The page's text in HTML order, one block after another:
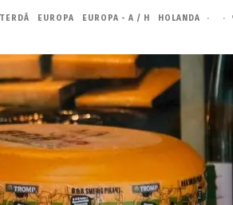
EUROPA EUROPA - A / H HOLANDA · ·